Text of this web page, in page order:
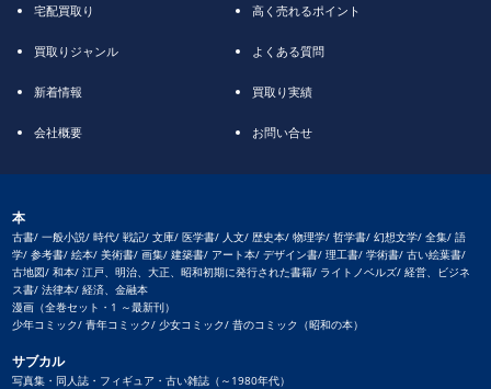
宅配買取り 高く売れるポイント
買取りジャンル よくある質問
新着情報 買取り実績
会社概要 お問い合せ
本
古書/ 一般小説/ 時代/ 戦記/ 文庫/ 医学書/ 人文/ 歴史本/ 物理学/ 哲学書/ 幻想文学/ 全集/ 語
学/ 参考書/ 絵本/ 美術書/ 画集/ 建築書/ アート本/ デザイン書/ 理工書/ 学術書/ 古い絵葉書/
古地図/ 和本/ 江戸、明治、大正、昭和初期に発行された書籍/ ライトノベルズ/ 経営、ビジネ
ス書/ 法律本/ 経済、金融本
漫画（全巻セット・1 ～最新刊）
少年コミック/ 青年コミック/ 少女コミック/ 昔のコミック（昭和の本）
サブカル
写真集・同人誌・フィギュア・古い雑誌（～1980年代）